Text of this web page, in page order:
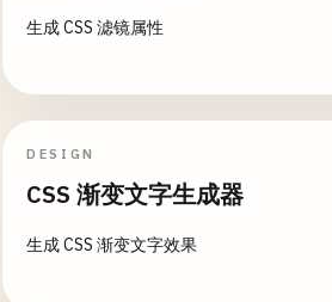
生成 CSS 滤镜属性
DESIGN
CSS 渐变文字生成器
生成 CSS 渐变文字效果